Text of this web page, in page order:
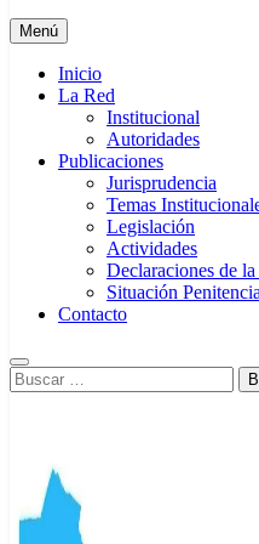
Menú
Inicio
La Red
Institucional
Autoridades
Publicaciones
Jurisprudencia
Temas
Legislación
Actividades
Declaraciones de la
Situación
Contacto
Buscar: